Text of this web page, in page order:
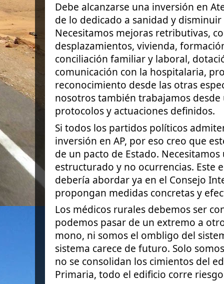
Debe alcanzarse una inversión en
de lo dedicado a sanidad y
Necesitamos mejoras retributivas,
desplazamientos, vivienda,
conciliación familiar y laboral,
comunicación con la hospitalaria,
reconocimiento desde las otras
nosotros también trabajamos
protocolos y actuaciones definidos.
Si todos los partidos políticos
inversión en AP, por eso creo que
de un pacto de Estado.
estructurado y no ocurrencias. Este
debería abordar ya en el Consejo
propongan medidas concretas y
Los médicos rurales debemos ser
podemos pasar de un extremo a
mono, ni somos el ombligo del
sistema carece de futuro. Solo
no se consolidan los cimientos del
Primaria, todo el edificio corre